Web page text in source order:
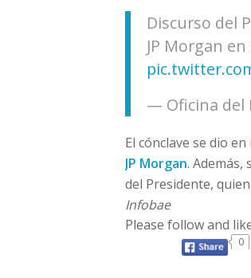
Discurso del
JP Morgan
— Oficina del
El cónclave se dio
JP Morgan. Además,
del Presidente,
Infobae
Please follow and
0